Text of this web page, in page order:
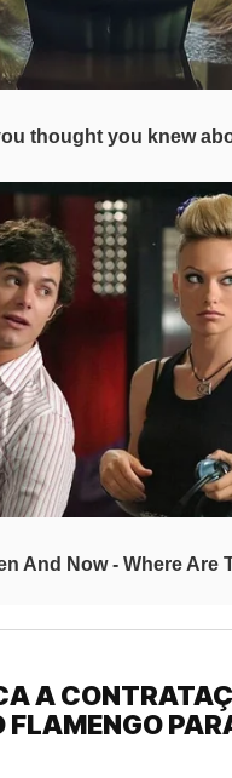
A
FLAMENGO